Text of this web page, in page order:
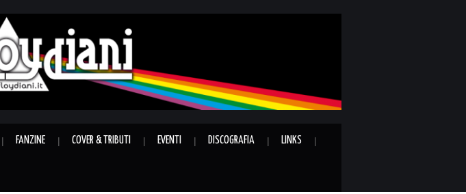
FANZINE COVER & TRIBUTI EVENTI DISCOGRAFIA LINKS